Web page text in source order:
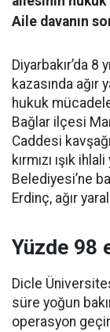
Aile davanın
Diyarbakır’da
kazasında ağır
hukuk
Bağlar ilçesi
Caddesi
kırmızı ışık
Belediyesi’ne
Erdinç, ağır
Yüzde 98
Dicle
süre yoğun
operasyon